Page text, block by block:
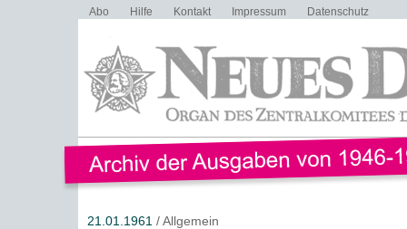
Abo Hilfe Kontakt Impressum Datenschutz
21.01.1961 / Allgemein